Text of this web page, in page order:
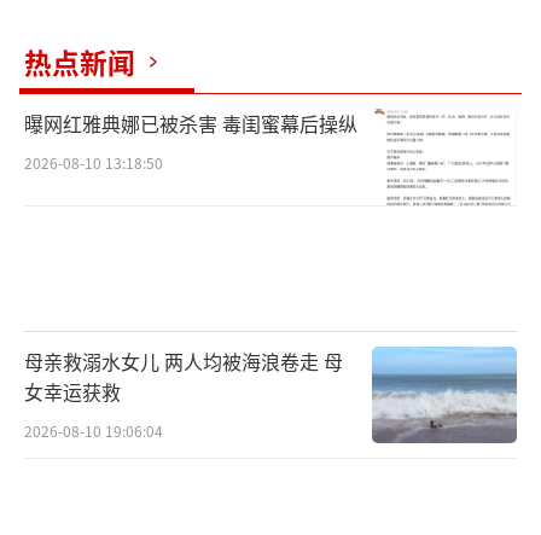
热点新闻
曝网红雅典娜已被杀害 毒闺蜜幕后操纵
2026-08-10 13:18:50
母亲救溺水女儿 两人均被海浪卷走 母
女幸运获救
2026-08-10 19:06:04